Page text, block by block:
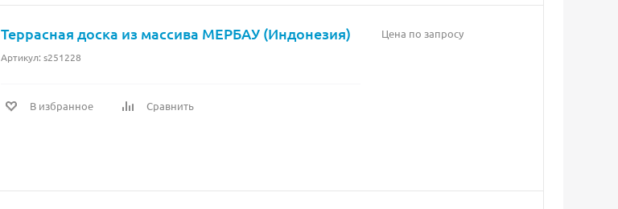
Террасная доска из массива МЕРБАУ (Индонезия)
Артикул: s251228
В избранное Сравнить
Цена по запросу